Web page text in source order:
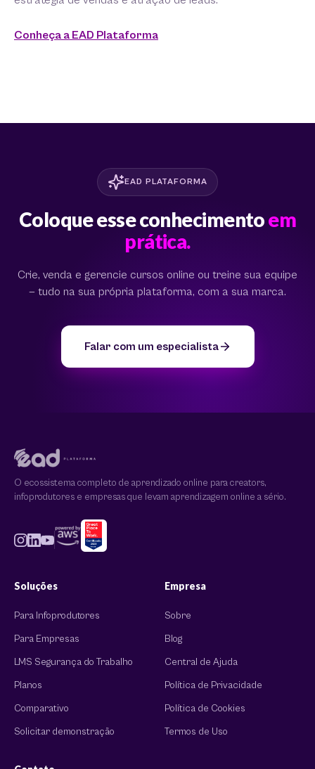
Conheça a EAD Plataforma
EAD PLATAFORMA
Coloque esse conhecimentoem
prática.
Crie, venda e gerencie cursos online ou treine sua equipe
— tudo na sua própria plataforma, com a sua marca.
Falar com um especialista
O ecossistema completo de aprendizado online para creators,
infoprodutores e empresas que levam aprendizagem online a sério.
Soluções
Para Infoprodutores
Para Empresas
LMS Segurança do Trabalho
Planos
Comparativo
Solicitar demonstração
Empresa
Sobre
Blog
Central de Ajuda
Política de Privacidade
Política de Cookies
Termos de Uso